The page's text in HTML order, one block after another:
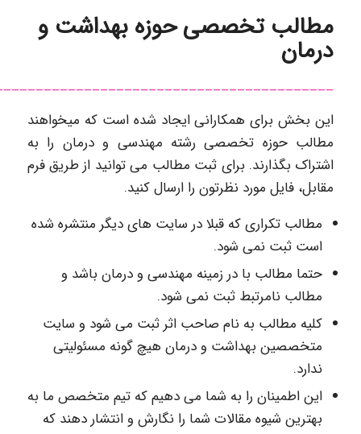
مطالب تخصصی حوزه بهداشت و
درمان
این بخش برای همکارانی ایجاد شده است که میخواهند
مطالب حوزه تخصصی رشته مهندسی و درمان را به
اشتراک بگذارند. برای ثبت مطالب می توانید از طریق فرم
مقابل، فایل مورد نظرتون را ارسال کنید.
مطالب تکراری که قبلا در سایت های دیگر منتشره شده
است ثبت نمی شود.
حتما مطالب با در زمینه مهندسی و درمان باشد و
مطالب نامرتبط ثبت نمی شود.
کلیه مطالب به نام صاحب اثر ثبت می شود و سایت
متخصصین بهداشت و درمان هیچ گونه مسئولیتی
ندارد.
این اطمینان را به شما می دهیم که تیم متخصص ما به
بهترین شیوه مقالات شما را نگارش و انتشار دهند که